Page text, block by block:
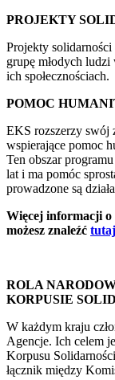
PROJEKTY
Projekty solidarności
grupę młodych
ich społecznościach.
POMOC
EKS rozszerzy swój
wspierające pomoc
Ten obszar
lat i ma pomóc
prowadzone są
Więcej informacji o
możesz znaleźć tutaj
ROLA
KORPUSIE
W każdym kraju
Agencje. Ich celem
Korpusu
łącznik między